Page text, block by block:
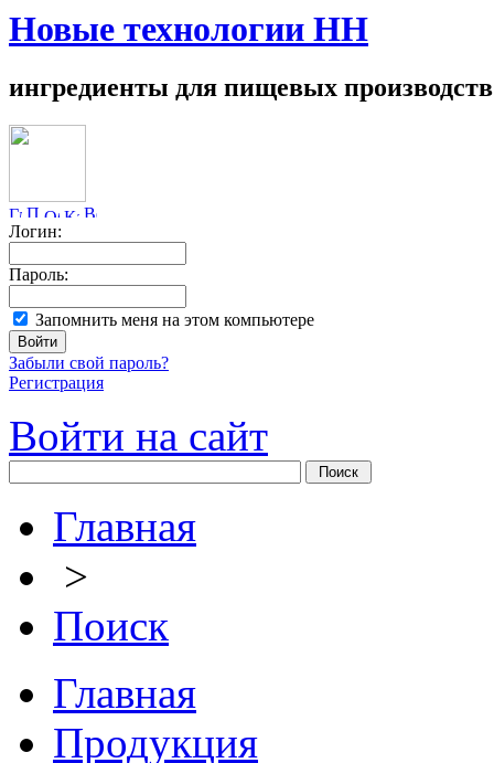
Новые технологии НН
ингредиенты для пищевых производств
Логин:
Пароль:
Запомнить меня на этом компьютере
Забыли свой пароль?
Регистрация
Войти на сайт
Главная
>
Поиск
Главная
Продукция